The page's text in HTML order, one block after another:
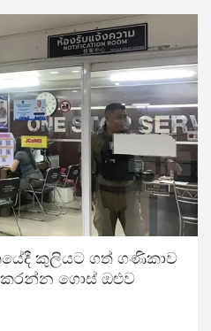
කුලියට ගත් ගණිකාව
කරන්න ගොස් ඔළුව